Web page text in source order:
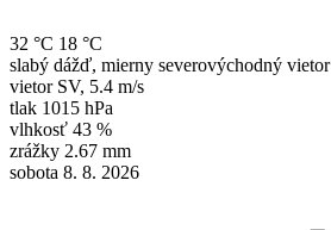
32 °C 18 °C
slabý dážď, mierny severovýchodný vietor
vietor SV, 5.4 m/s
tlak 1015 hPa
vlhkosť 43 %
zrážky 2.67 mm
sobota 8. 8. 2026